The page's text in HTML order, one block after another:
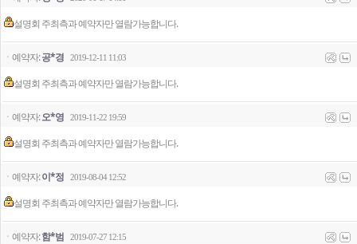
설명회 주최측과 예약자만 열람가능합니다.
ㆍ예약자:공*경 2019-12-11 11:03
설명회 주최측과 예약자만 열람가능합니다.
ㆍ예약자:오*영 2019-11-22 19:59
설명회 주최측과 예약자만 열람가능합니다.
ㆍ예약자:이*정 2019-08-04 12:52
설명회 주최측과 예약자만 열람가능합니다.
ㆍ예약자:함*범 2019-07-27 12:15